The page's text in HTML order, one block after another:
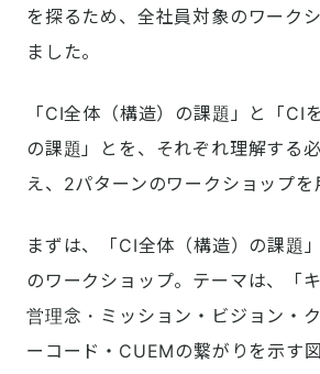
を探るため、全社員対象のワーク
ました。
「CI全体（構造）の課題」と「CI
の課題」とを、それぞれ理解する
え、2パターンのワークショップを
まずは、「CI全体（構造）の課題
のワークショップ。テーマは、「
営理念・ミッション・ビジョン・
ーコード・CUEMの繋がりを示す